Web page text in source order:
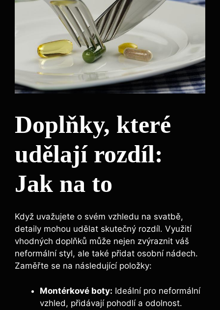
Doplňky, které
udělají rozdíl:
Jak na to
Když uvažujete o svém vzhledu na svatbě,
detaily mohou udělat skutečný rozdíl. Využití
vhodných doplňků může nejen zvýraznit váš
neformální styl, ale také přidat osobní nádech.
Zaměřte se na následující položky:
Montérkové boty: Ideální pro neformální
vzhled, přidávají pohodlí a odolnost.